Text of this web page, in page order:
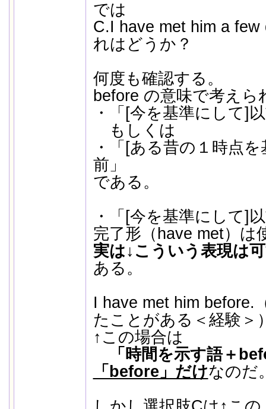
では
C.I have met him a
れはどうか？
何度も確認する。
before の意味で考えら
・「[今を基準にして]
もしくは
・「[ある昔の１時点
前」
である。
・「[今を基準にして]
完了形（have met）は
実は↓こういう表現は
ある。
I have met him before.
たことがある＜経験＞
↑この場合は
「時間を示す語＋
「before」だけなのだ